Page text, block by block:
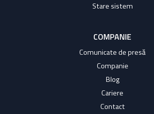
Stare sistem
COMPANIE
Comunicate de presă
Companie
Blog
Cariere
Contact